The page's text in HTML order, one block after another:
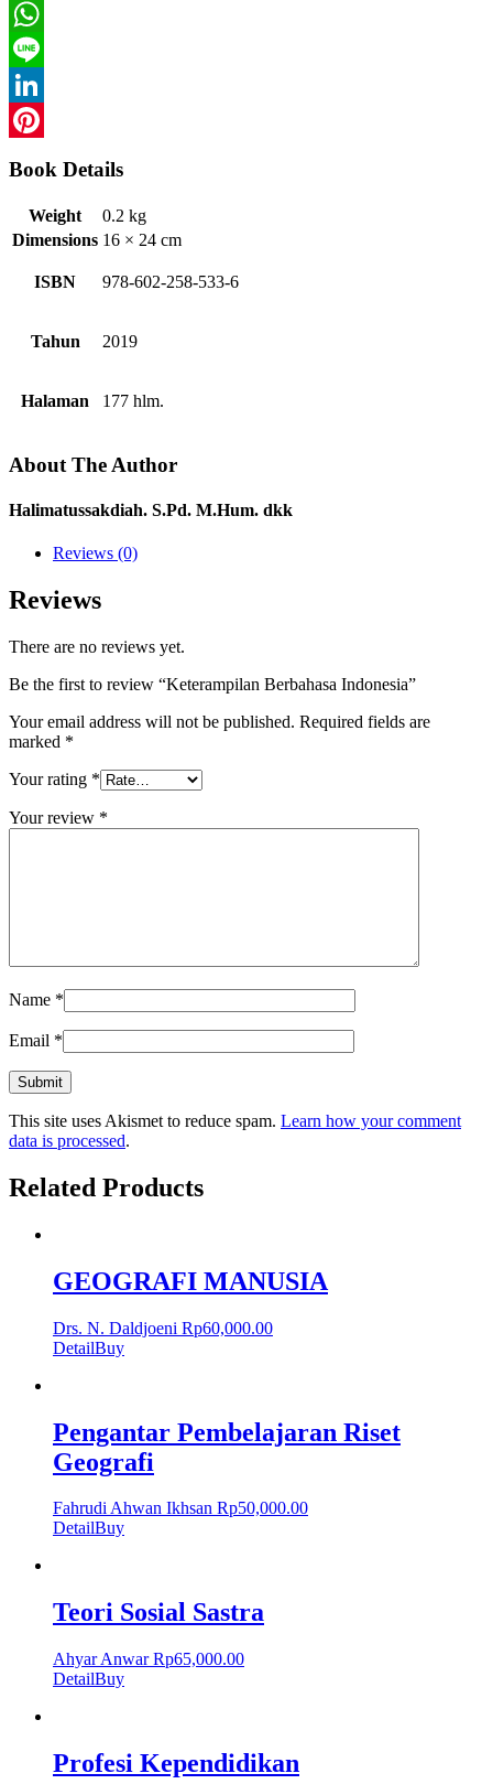
Twitter
WhatsApp
Line
LinkedIn
Book Details
Weight
0.2 kg
Dimensions 16 × 24 cm
ISBN 978-602-258-533-6
Tahun 2019
Halaman 177 hlm.
About The Author
Halimatussakdiah. S.Pd. M.Hum. dkk
Reviews (0)
Reviews
There are no reviews yet.
Be the first to review “Keterampilan Berbahasa Indonesia”
Your email address will not be published. Required fields are
marked *
Your rating *
Your review *
Name *
Email *
This site uses Akismet to reduce spam. Learn how your comment
data is processed.
Related Products
GEOGRAFI MANUSIA
Drs. N. Daldjoeni Rp60,000.00
DetailBuy
Pengantar Pembelajaran Riset
Geografi
Fahrudi Ahwan Ikhsan Rp50,000.00
DetailBuy
Teori Sosial Sastra
Ahyar Anwar Rp65,000.00
DetailBuy
Profesi Kependidikan